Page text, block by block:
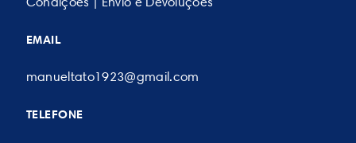
EMAIL
manueltato1923@gmail.com
TELEFONE